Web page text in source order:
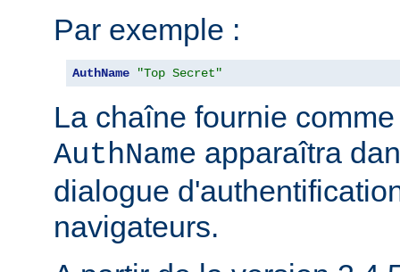
Par exemple :
AuthName "Top Secret"
La chaîne fournie
AuthName apparaîtra
dialogue
navigateurs.